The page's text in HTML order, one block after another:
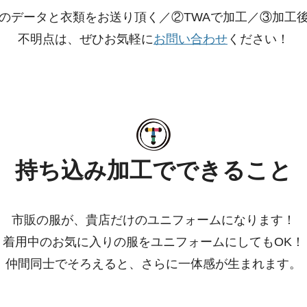
データと衣類をお送り頂く／②TWAで加工／③加工
不明点は、ぜひお気軽にお問い合わせ ください！
持ち込み加工でできること
市販の服が、貴店だけのユニフォームになります！
着用中のお気に入りの服をユニフォームにしてもOK！
仲間同士でそろえると、さらに一体感が生まれます。